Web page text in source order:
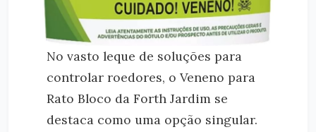
No vasto leque de soluções para
controlar roedores, o Veneno para
Rato Bloco da Forth Jardim se
destaca como uma opção singular.